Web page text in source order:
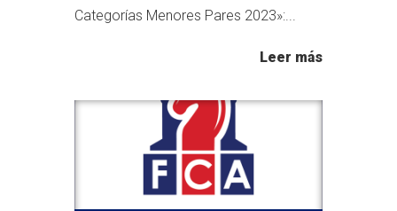
Categorías Menores Pares 2023»:...
Leer más